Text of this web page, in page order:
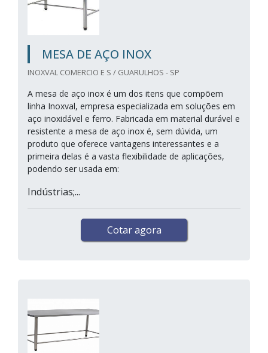
MESA DE AÇO INOX
INOXVAL COMERCIO E S / GUARULHOS - SP
A mesa de aço inox é um dos itens que compõem
linha Inoxval, empresa especializada em soluções em
aço inoxidável e ferro. Fabricada em material durável e
resistente a mesa de aço inox é, sem dúvida, um
produto que oferece vantagens interessantes e a
primeira delas é a vasta flexibilidade de aplicações,
podendo ser usada em:
Indústrias;...
Cotar agora